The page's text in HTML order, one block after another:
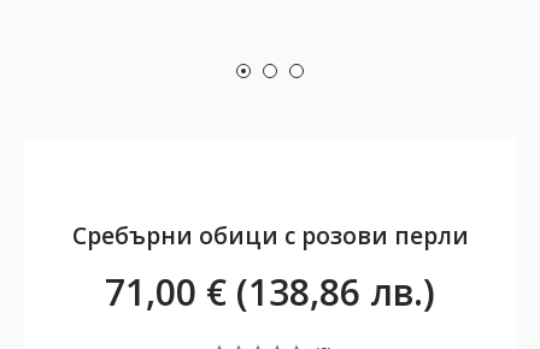
Сребърни обици с розови перли
71,00 € (138,86 лв.)